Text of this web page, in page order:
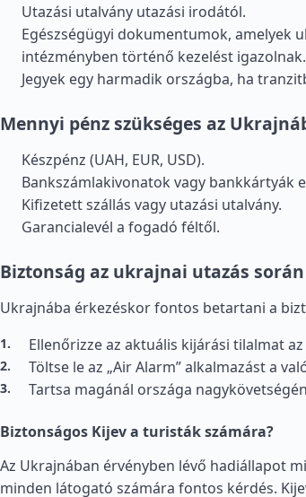
Utazási utalvány utazási irodától.
Egészségügyi dokumentumok, amelyek
intézményben történő kezelést igazolnak.
Jegyek egy harmadik országba, ha
Mennyi pénz szükséges az
Készpénz (UAH, EUR, USD).
Bankszámlakivonatok vagy bankkártyák
Kifizetett szállás vagy utazási utalvány.
Garancialevél a fogadó féltől.
Biztonság az ukrajnai utazás során
Ukrajnába érkezéskor fontos betartani a
Ellenőrizze az aktuális kijárási tilalmat
Töltse le az „Air Alarm” alkalmazást a
Tartsa magánál országa
Biztonságos Kijev a turisták számára?
Az Ukrajnában érvényben lévő hadiállapot
minden látogató számára fontos kérdés.